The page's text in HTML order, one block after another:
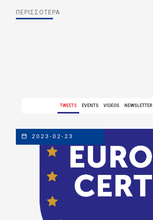
ΠΕΡΙΣΣΌΤΕΡΑ
TWEETS EVENTS VIDEOS NEWSLETTER
2023-02-23